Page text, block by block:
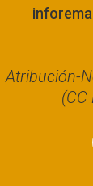
Atribución-
(CC